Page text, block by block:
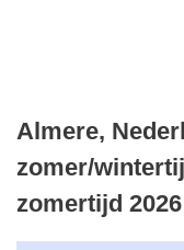
Almere,
zomer/
zomertijd 2026